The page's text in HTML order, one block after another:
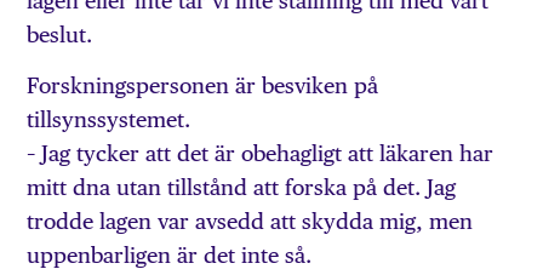
beslut.
Forskningspersonen är besviken på
tillsynssystemet.
– Jag tycker att det är obehagligt att läkaren har
mitt dna utan tillstånd att forska på det. Jag
trodde lagen var avsedd att skydda mig, men
uppenbarligen är det inte så.